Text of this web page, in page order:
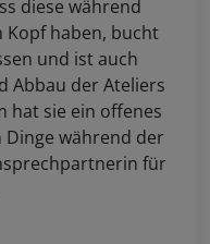
diese während
Kopf haben, bucht
und ist auch
Abbau der Ateliers
hat sie ein offenes
während der
für